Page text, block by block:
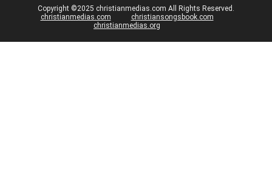
Copyright ©2025 christianmedias.com All Rights Reserved.
christianmedias.com
christiansongsbook.com
christianmedias.org